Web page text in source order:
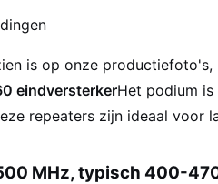
is op onze
eindversterkerHet podium
repeaters zijn ideaal voor
MHz, typisch 400-